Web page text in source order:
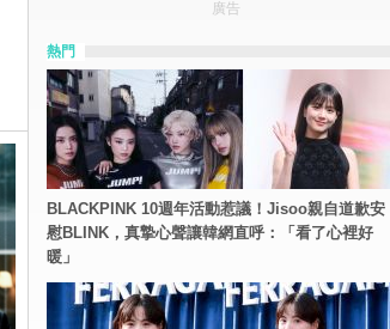
廣告
熱門
BLACKPINK 10週年活動惹議！Jisoo親自道歉安
慰BLINK，真摯心聲讓韓網直呼：「看了心裡好
暖」